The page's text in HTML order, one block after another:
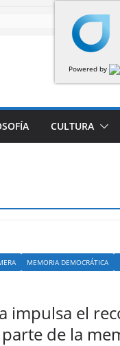
CULTURA
MEMORIA DEMOCRÁTICA
impulsa el
de la
Powered by